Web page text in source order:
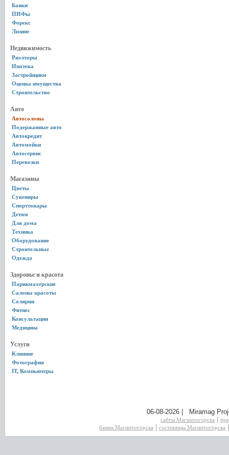
Банки
ПИФы
Форекс
Лизинг
Недвижимость
Риэлторы
Ипотека
Застройщики
Оценка имущества
Строительство
Авто
Автосалоны
Подержанные авто
Автокредит
Автомойки
Автосервис
Перевозки
Магазины
Цветы
Сувениры
Спорттовары
Детям
Для дома
Техника
Оборудование
Строительные
Одежда
Здоровье и красота
Парикмахерские
Салоны красоты
Солярии
Фитнес
Консультации
Медицина
Услуги
Клининг
Фотография
IT, Компьютеры
06-08-2026 | Miramag
сайты Магнитогорска
банки Магнитогорска
гостиницы Магнитогорска